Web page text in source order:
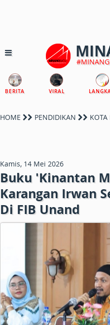
BERITA VIRAL
HOME PENDIDIKAN KOTA
Kamis, 14 Mei 2026
Buku 'Kinantan
Karangan Irwan
Di FIB Unand